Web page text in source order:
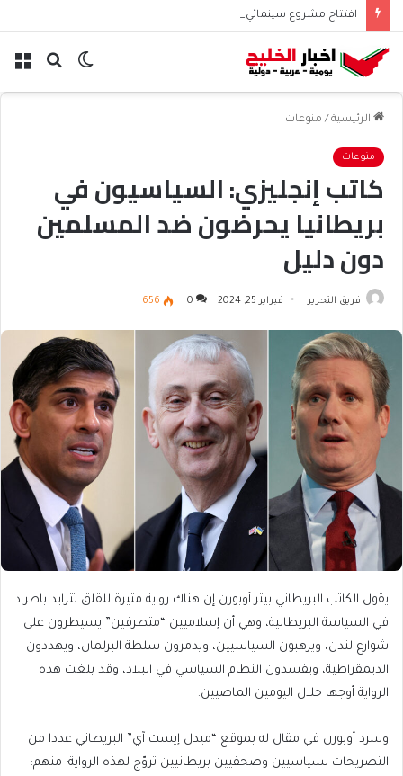
افتتاح مشروع سينمائي قطري موسع لتعزيز الأصوات في تشيلي
بحث الوضع
الرئيسية / منوعات
منوعات
كاتب إنجليزي: السياسيون في
بريطانيا يحرضون ضد المسلمين
دون دليل
فريق التحرير فبراير 25, 2024 0
656
يقول الكاتب البريطاني بيتر أوبورن إن هناك رواية مثيرة للقلق تتزايد باطراد
في السياسة البريطانية، وهي أن إسلاميين “متطرفين” يسيطرون على
شوارع لندن، ويرهبون السياسيين، ويدمرون سلطة البرلمان، ويهددون
الديمقراطية، ويفسدون النظام السياسي في البلاد، وقد بلغت هذه
الرواية أوجها خلال اليومين الماضيين.
وسرد أوبورن في مقال له بموقع “ميدل إيست آي” البريطاني عددا من
التصريحات لسياسيين وصحفيين بريطانيين تروّج لهذه الرواية؛ منهم: